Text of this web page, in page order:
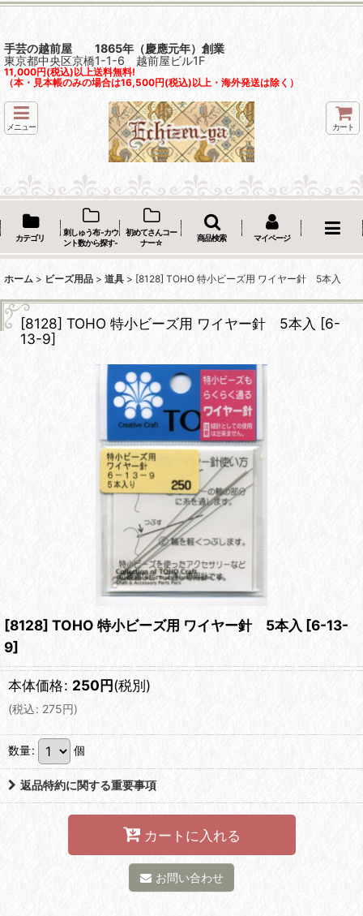
手芸の越前屋 1865年（慶應元年）創業
東京都中央区京橋1-1-6 越前屋ビル1F
11,000円(税込)以上送料無料!
（本・見本帳のみの場合は16,500円(税込)以上・海外発送は除く）
メニュー カート
カテゴリ
刺しゅう布 -カウ
ント数から探す-
初めてさんコー
ナー☆
商品検索 マイページ
ホーム > ビーズ用品 > 道具 > [8128] TOHO 特小ビーズ用 ワイヤー針 5本入
[8128] TOHO 特小ビーズ用 ワイヤー針 5本入 [6-
13-9]
[8128] TOHO 特小ビーズ用 ワイヤー針 5本入 [6-13-
9]
本体価格: 250円(税別)
(税込: 275円)
数量: 個
返品特約に関する重要事項
カートに入れる
お問い合わせ